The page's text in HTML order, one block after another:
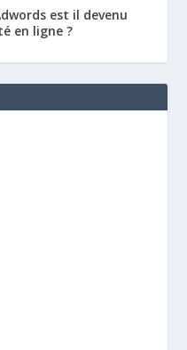
est il devenu
en ligne ?